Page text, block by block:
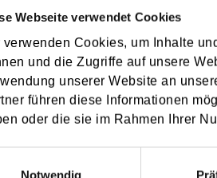
Webseite verwendet Cookies
verwenden Cookies, um Inhalte
und die Zugriffe auf unsere
unserer Website an
führen diese Informationen
oder die sie im Rahmen Ihrer
Notwendig
eines Mietzinses als
zwischen
einerseits zu Einnahmen beim
drucken
eines angestellten